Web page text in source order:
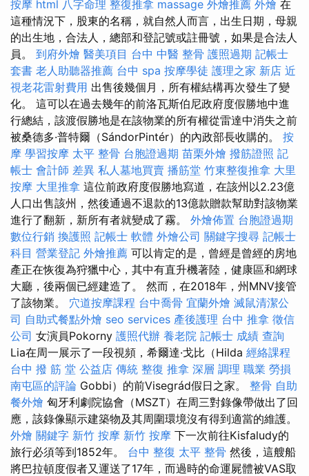
按摩 html 八字命理 整復推拿 massage 外燴推薦 外燴 在
這種情況下，股東的名稱，就自然人而言，出生日期，母親
的出生地，合法人，總部和登記號或註冊號，如果是合法人
員。 到府外燴 醫美項目 台中 中醫 整骨 護照過期 記帳士
套書 老人助聽器推薦 台中 spa 按摩學徒 護理之家 新店 近
視老花雷射費用 出售後幾個月，所有權結構再次發生了變
化。 這可以在過去幾年的前洛瓦斯伯尼政府度假勝地中進
行總結，該渡假勝地是在該物業的所有權從雷達中消失之前
被桑德多·普特爾（SándorPintér）的內政部長收購的。 按
摩 學習按摩 太平 整骨 台胞證過期 苗栗外燴 撥筋證照 記
帳士 會計師 差異 私人墓地買賣 播筋堂 竹東整復推拿 大里
按摩 大里推拿 這位前政府度假勝地寫道，在該州以2.23億
人口出售該州，然後通過不退款的13億款贈款幫助對該物業
進行了翻新，新所有者就變成了霧。 外燴佈置 台胞證過期
數位行銷 換護照 記帳士 軟體 外燴公司 關鍵字搜尋 記帳士
科目 營業登記 外燴推薦 可以肯定的是，曾經是曾經的房地
產正在恢復為狩獵中心，其中有直升機著陸，健康區和網球
大廳，後兩個已經建造了。 然而，在2018年，州MNV接管
了該物業。 穴道按摩課程 台中喬骨 宜蘭外燴 滅鼠清潔公
司 自助式餐點外燴 seo services 產後護理 台中 推拿 徵信
公司 女演員Pokorny 護照代辦 養老院 記帳士 成績 查詢
Lia在周一展示了一段視頻，希爾達·戈比（Hilda 經絡課程
台中 撥 筋 堂 公益店 傳統 整復 推拿 深層 調理 職業 勞損
南屯區的評論 Gobbi）的前Visegrád假日之家。 整骨 自助
餐外燴 匈牙利劇院協會（MSZT）在周三對錄像帶做出了回
應，該錄像顯示建築物及其周圍環境沒有得到適當的維護。
外燴 關鍵字 新竹 按摩 新竹 按摩 下一次前往Kisfaludy的
旅行必須等到1852年。 台中 整復 太平 整骨 然後，這艘船
將巴拉頓度假者又運送了17年，而過時的命運屍體被VAS取